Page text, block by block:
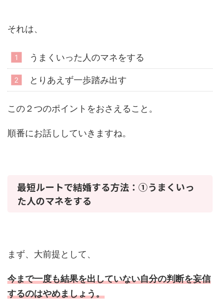
それは、
うまくいった人のマネをする
とりあえず一歩踏み出す
この２つのポイントをおさえること。
順番にお話ししていきますね。
最短ルートで結婚する方法：①うまくいっ
た人のマネをする
まず、大前提として、
今まで一度も結果を出していない自分の判断を妄信
するのはやめましょう。